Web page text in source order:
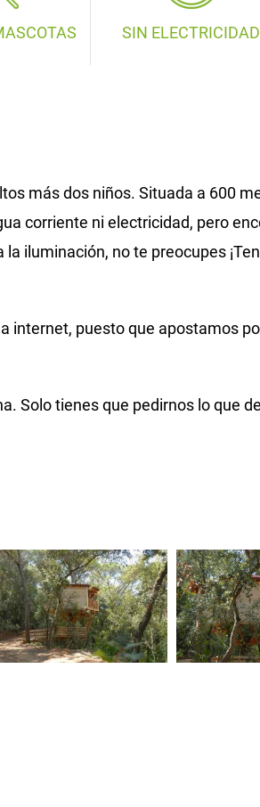
SIN ELECTRICIDAD
más dos niños. Situada a 600
corriente ni electricidad, pero
iluminación, no te preocupes
internet, puesto que apostamos
Solo tienes que pedirnos lo que